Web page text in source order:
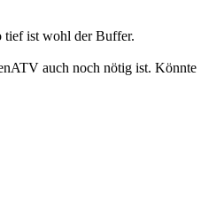
tief ist wohl der Buffer.
auch noch nötig ist. Könnte